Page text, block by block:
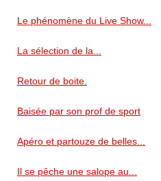
Le phénomène du Live Show...
La sélection de la...
Retour de boite.
Baisée par son prof de sport
Apéro et partouze de belles...
Il se pêche une salope au...